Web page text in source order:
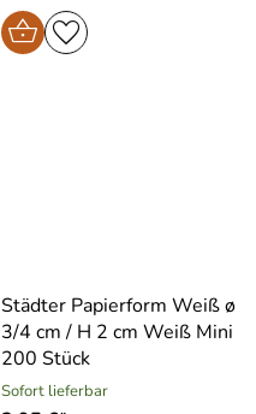
Städter Papierform Weiß ø
3/4 cm / H 2 cm Weiß Mini
200 Stück
Sofort lieferbar